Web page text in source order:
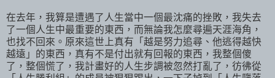
在去年，我算是遭遇了人生當中一個最沈痛的挫敗，我失去
了一個人生中最重要的東西，而無論我怎麼尋遍天涯海角，
也找不回來。原來這世上真有「越是努力追尋、他逃得越快
越遠」的東西，真有不是付出就有回報的東西，我整個傻
了，整個慌了，我計畫好的人生步調被忽然打亂了，彷彿從